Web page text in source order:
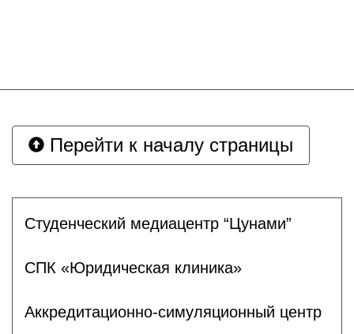
Перейти к началу страницы
Студенческий медиацентр “Цунами”
СПК «Юридическая клиника»
Аккредитационно-симуляционный центр